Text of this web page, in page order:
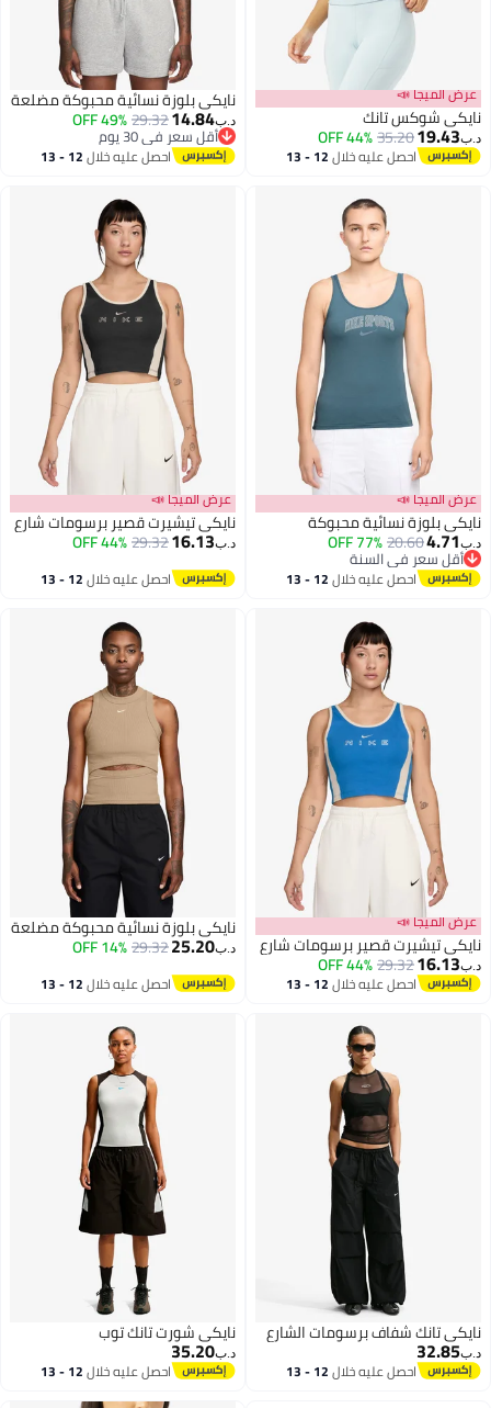
2
عرض الميجا 📣
نايكي شوكس تانك
د.ب‏19.43
35.20
44% OFF
احصل عليه خلال 12 - 13
نايكي بلوزة نسائية محبوكة مضلعة
د.ب‏14.84
29.32
49% OFF
أقل سعر في 30 يوم
أقل سعر في 30 يوماحصل عليه خلال 12 - 13
2
عرض الميجا 📣
نايكي بلوزة نسائية محبوكة
د.ب‏4.71
20.60
77% OFF
أقل سعر في السنة
أقل سعر في السنة
احصل عليه خلال 12 - 13
2
عرض الميجا 📣
نايكي تيشيرت قصير برسومات شارع
د.ب‏16.13
29.32
44% OFF
احصل عليه خلال 12 - 13
2
عرض الميجا 📣
نايكي تيشيرت قصير برسومات شارع
د.ب‏16.13
29.32
44% OFF
احصل عليه خلال 12 - 13
نايكي بلوزة نسائية محبوكة مضلعة
د.ب‏25.20
29.32
14% OFF
احصل عليه خلال 12 - 13
نايكي تانك شفاف برسومات الشارع
د.ب‏32.85
احصل عليه خلال 12 - 13
نايكي شورت تانك توب
د.ب‏35.20
احصل عليه خلال 12 - 13